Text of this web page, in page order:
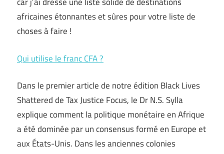
africaines étonnantes et sûres pour votre liste de
choses à faire !
Qui utilise le franc CFA ?
Dans le premier article de notre édition Black Lives
Shattered de Tax Justice Focus, le Dr N.S. Sylla
explique comment la politique monétaire en Afrique
a été dominée par un consensus formé en Europe et
aux États-Unis. Dans les anciennes colonies